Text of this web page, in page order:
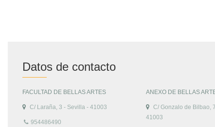
Datos de contacto
FACULTAD DE BELLAS ARTES
C/ Laraña, 3 - Sevilla - 41003
954486490
ANEXO DE BELLAS
C/ Gonzalo de Bilbao,
41003